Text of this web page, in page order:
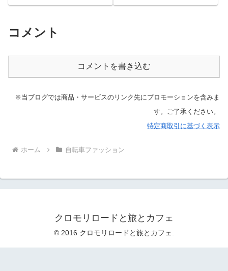
コメント
コメントを書き込む
※当ブログでは商品・サービスのリンク先にプロモーションを含みま
す。ご了承ください。
特定商取引に基づく表示
ホーム 自転車ファッション
クロモリロードと旅とカフェ
© 2016 クロモリロードと旅とカフェ.